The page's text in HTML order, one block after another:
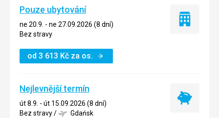
Pouze ubytování
ne 20.9. - ne 27.09.2026 (8 dní)
Bez stravy
od 3 613 Kč za os.
Pouze
Nejlevnější termín
út 8.9. - út 15.09.2026 (8 dní)
Bez stravy/ Gdańsk
Nejlevnější